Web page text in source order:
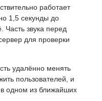
работает
1,5 секунды до
Часть звука перед
для проверки
удалённо менять
пользователей, и
в одном из ближайших